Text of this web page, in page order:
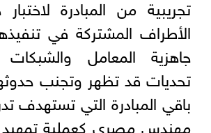
تجريبية من المبادرة
الأطراف المشتركة في
جاهزية المعامل
تحديات قد تظهر وتجنب
باقي المبادرة التي تستهدف
مهندس مصري كعملية تمهيد